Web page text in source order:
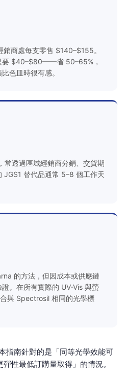
商處每支零售 $140–$155。
要 $40–$80——省 50–65%，
色皿時很有感。
常透過區域經銷商分銷、交貨期
JGS1 替代品通常 5–8 個工作天
的方法，但因成本或供應鏈
。在所有實際的 UV-Vis 與螢
與 Spectrosil 相同的光學標
南針對的是「同等光學效能可
性最低訂購量取得」的情況。